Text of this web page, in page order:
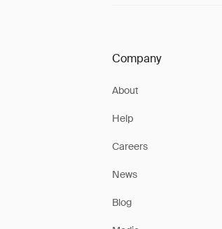
Company
About
Help
Careers
News
Blog